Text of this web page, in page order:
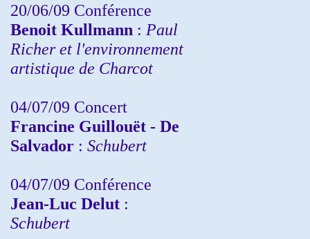
20/06/09 Conférence
Benoit Kullmann : Paul
Richer et l'environnement
artistique de Charcot
04/07/09 Concert
Francine Guillouët - De
Salvador : Schubert
04/07/09 Conférence
Jean-Luc Delut :
Schubert